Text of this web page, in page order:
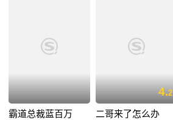
霸道总裁蓝百万
4.2
二哥来了怎么办